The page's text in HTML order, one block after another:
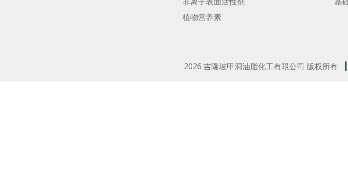
植物营养素
2026 吉隆坡甲洞油脂化工有限公司 版权所有